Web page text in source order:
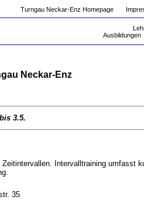
Turngau Neckar-Enz Homepage
Ausbildungen
Neckar-Enz
3.5.
Intervalltraining umfasst
35